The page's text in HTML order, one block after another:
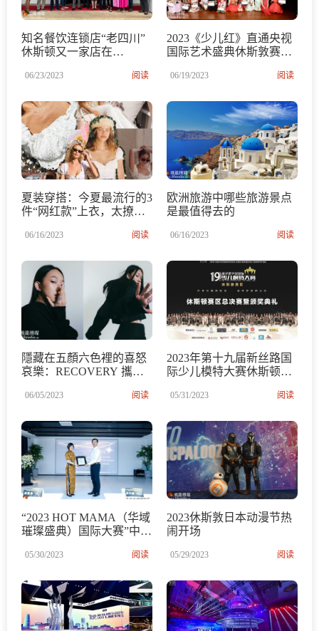
知名餐饮连锁店“老四川”
休斯顿又一家店在
06/23/2023 阅读
2023《少儿红》直通央视
国际艺术盛典休斯敦赛区
满落幕
06/19/2023 阅读
夏装穿搭：今夏最流行的3
件“网红款”上衣，太撩
06/16/2023 阅读
欧洲旅游中哪些旅游景点
是最值得去的
06/16/2023 阅读
隱藏在五顏六色裡的喜怒
哀樂：RECOVERY 攜手
列，為你的新年穿搭添加
06/05/2023 阅读
2023年第十九届新丝路国
际少儿模特大赛休斯顿赛
幕
05/31/2023 阅读
“2023 HOT MAMA（华域
璀璨盛典）国际大赛”中国
新标准
05/30/2023 阅读
2023休斯敦日本动漫节热
闹开场
05/29/2023 阅读